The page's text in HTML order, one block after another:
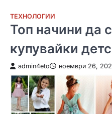
ТЕХНОЛОГИИ
Топ начини да
купувайки
admin4eto ноември 26,